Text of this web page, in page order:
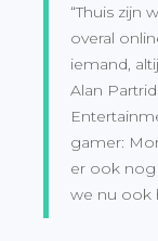
“Thuis zijn
overal
iemand,
Alan
gamer:
er ook nog
we nu ook